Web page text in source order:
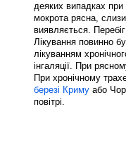
деяких випадках при
мокрота рясна,
виявляється.
Лікування повинно
лікуванням
інгаляції. При
При хронічному
березі Криму або
повітрі.